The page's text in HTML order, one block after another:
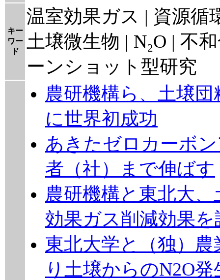
キー
ワー
ド
温室効果ガス | 資源循
土壌微生物 | N₂O | 不
ーンショット型研究
農研機構ら、土壌
に世界初成功
あきたゼロカーボ
者（社）まで伸ばす
農研機構と東北大
効果ガス削減効果を
東北大学と（独）
り土壌からのN2O